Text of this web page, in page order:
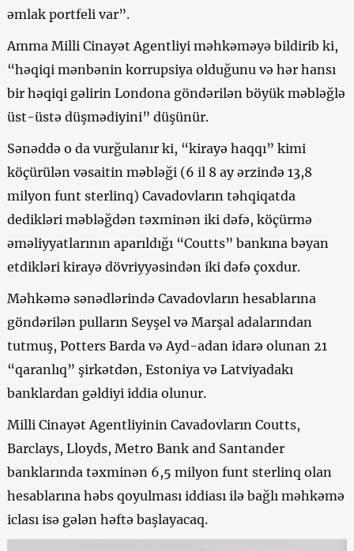
əmlak portfeli var”.
Amma Milli Cinayət Agentliyi məhkəməyə bildirib ki,
“həqiqi mənbənin korrupsiya olduğunu və hər hansı
bir həqiqi gəlirin Londona göndərilən böyük məbləğlə
üst-üstə düşmədiyini” düşünür.
Sənəddə o da vurğulanır ki, “kirayə haqqı” kimi
köçürülən vəsaitin məbləği (6 il 8 ay ərzində 13,8
milyon funt sterlinq) Cavadovların təhqiqatda
dedikləri məbləğdən təxminən iki dəfə, köçürmə
əməliyyatlarının aparıldığı “Coutts” bankına bəyan
etdikləri kirayə dövriyyəsindən iki dəfə çoxdur.
Məhkəmə sənədlərində Cavadovların hesablarına
göndərilən pulların Seyşel və Marşal adalarından
tutmuş, Potters Barda və Ayd-adan idarə olunan 21
“qaranlıq” şirkətdən, Estoniya və Latviyadakı
banklardan gəldiyi iddia olunur.
Milli Cinayət Agentliyinin Cavadovların Coutts,
Barclays, Lloyds, Metro Bank and Santander
banklarında təxminən 6,5 milyon funt sterlinq olan
hesablarına həbs qoyulması iddiası ilə bağlı məhkəmə
iclası isə gələn həftə başlayacaq.